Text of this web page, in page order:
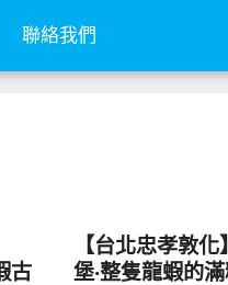
聯絡我們
古
【台北忠孝敦
堡‧整隻龍蝦的